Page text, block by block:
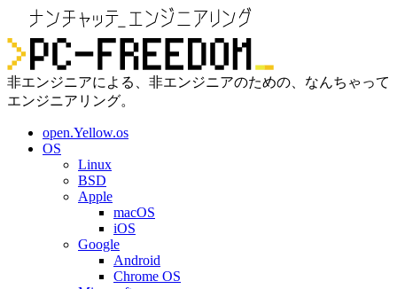
非エンジニアによる、非エンジニアのための、なんちゃって
エンジニアリング。
open.Yellow.os
OS
Linux
BSD
Apple
macOS
iOS
Google
Android
Chrome OS